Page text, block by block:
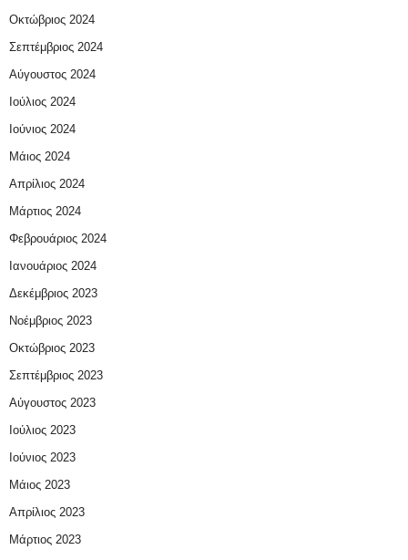
Οκτώβριος 2024
Σεπτέμβριος 2024
Αύγουστος 2024
Ιούλιος 2024
Ιούνιος 2024
Μάιος 2024
Απρίλιος 2024
Μάρτιος 2024
Φεβρουάριος 2024
Ιανουάριος 2024
Δεκέμβριος 2023
Νοέμβριος 2023
Οκτώβριος 2023
Σεπτέμβριος 2023
Αύγουστος 2023
Ιούλιος 2023
Ιούνιος 2023
Μάιος 2023
Απρίλιος 2023
Μάρτιος 2023